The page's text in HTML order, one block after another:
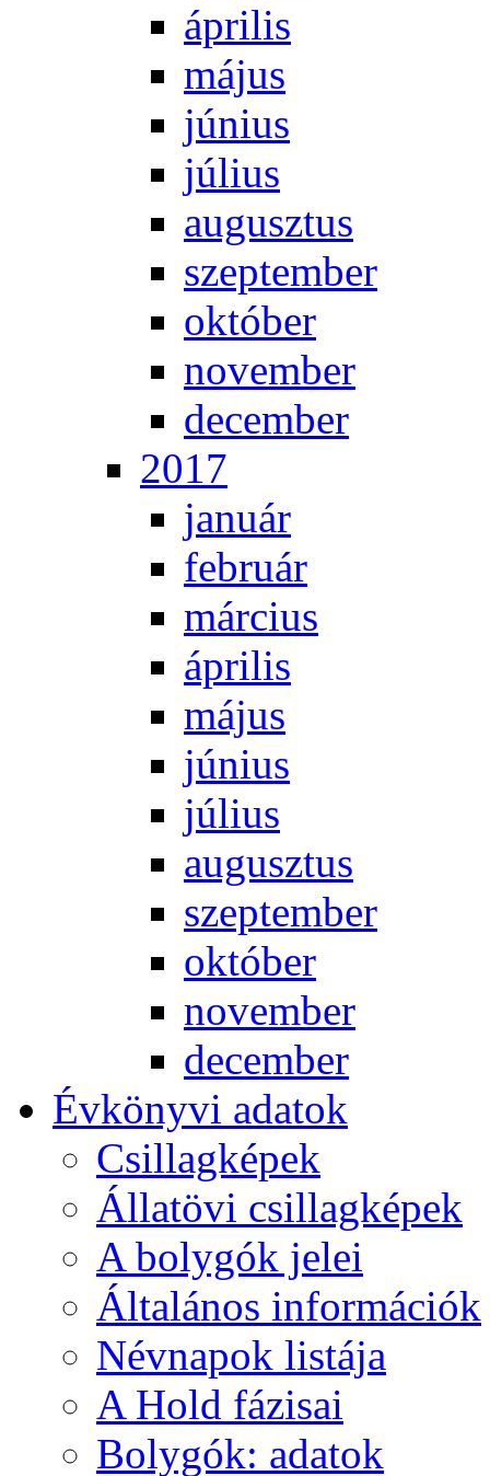
áp­ri­lis
má­jus
jú­ni­us
jú­li­us
au­gusz­tus
szep­tem­ber
ok­tó­ber
no­vem­ber
de­cem­ber
2017
ja­nu­ár
feb­ru­ár
már­ci­us
áp­ri­lis
má­jus
jú­ni­us
jú­li­us
au­gusz­tus
szep­tem­ber
ok­tó­ber
no­vem­ber
de­cem­ber
Év­köny­vi ada­tok
Csil­lag­ké­pek
Ál­lat­övi csil­lag­ké­pek
A boly­gók je­lei
Ál­ta­lá­nos in­for­má­ci­ók
Név­na­pok lis­tá­ja
A Hold fá­zi­sai
Boly­gók: ada­tok